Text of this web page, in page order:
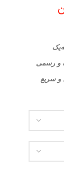
و رسمی
و سریع